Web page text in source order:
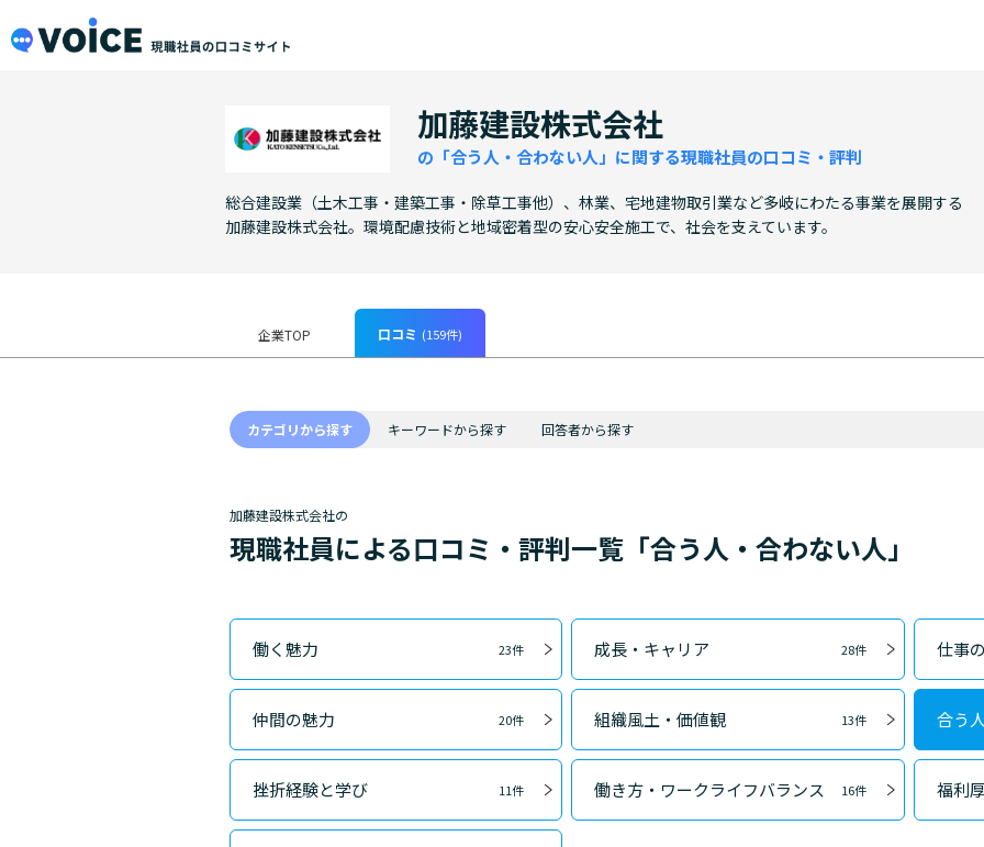
メインコンテンツにスキップ
加藤建設株式会社
の「合う人・合わない人」に関する現職社員の口コミ・評判
総合建設業（土木工事・建築工事・除草工事他）、林業、宅地建物取引業など多岐にわたる事業を展開する
加藤建設株式会社。環境配慮技術と地域密着型の安心安全施工で、社会を支えています。
企業TOP 口コミ (159件)
カテゴリから探す キーワードから探す 回答者から探す
加藤建設株式会社の
現職社員による口コミ・評判一覧「合う人・合わない人」
働く魅力 23件 成長・キャリア 28件 仕事
仲間の魅力 20件 組織風土・価値観 13件 合う
挫折経験と学び 11件 働き方・ワークライフバランス 16件 福利